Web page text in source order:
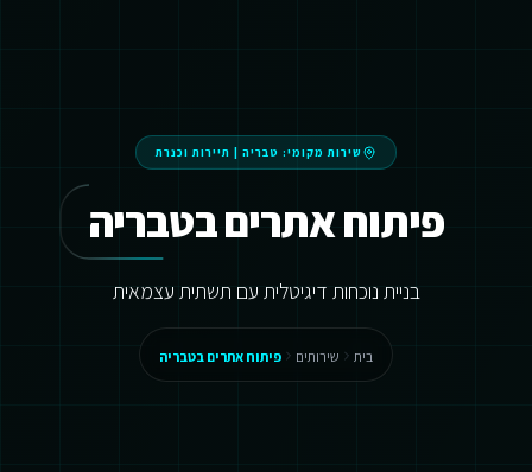
שירות מקומי: טבריה תיירות וכנרת
פיתוח אתרים בטבריה
בניית נוכחות דיגיטלית עם תשתית עצמאית
בית שירותים פיתוח אתרים בטבריה